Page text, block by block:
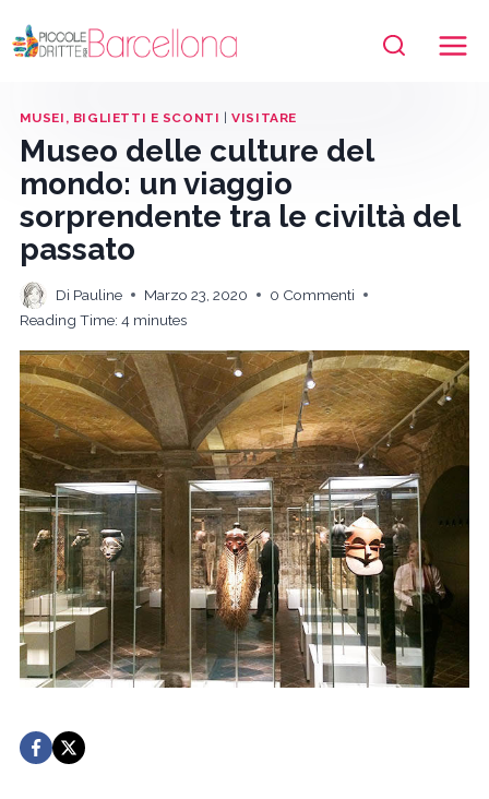
al
MUSEI, BIGLIETTI E SCONTI |VISITARE
Museo delle culture del
mondo: un viaggio
sorprendente tra le civiltà del
passato
Di Pauline Marzo 23, 2020
0 Commenti
Reading Time: 4 minutes